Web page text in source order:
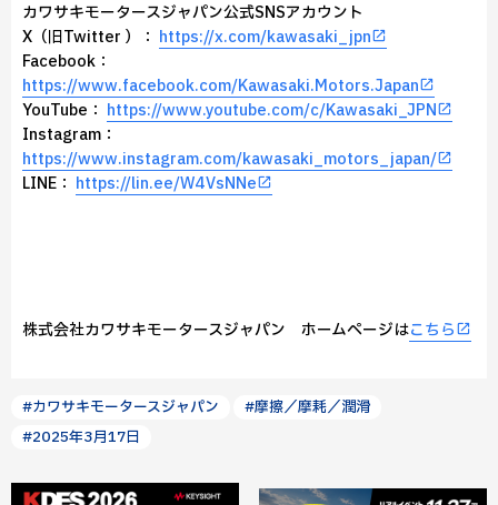
カワサキモータースジャパン公式SNSアカウント
X（旧Twitter ）： https://x.com/kawasaki_jpn
Facebook：
https://www.facebook.com/Kawasaki.Motors.Japan
YouTube： https://www.youtube.com/c/Kawasaki_JPN
Instagram：
https://www.instagram.com/kawasaki_motors_japan/
LINE： https://lin.ee/W4VsNNe
株式会社カワサキモータースジャパン ホームページはこちら
#カワサキモータースジャパン
#摩擦／摩耗／潤滑
#2025年3月17日